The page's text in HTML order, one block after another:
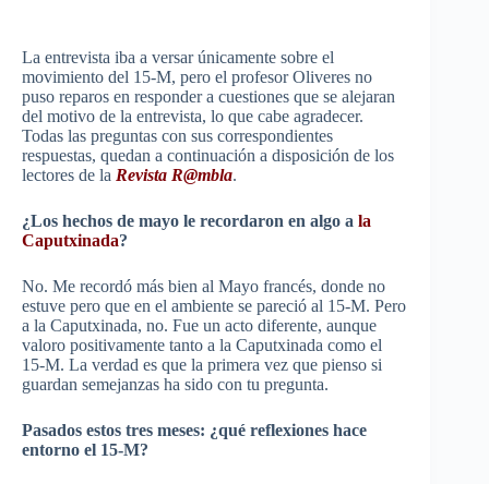
La entrevista iba a versar únicamente sobre el
movimiento del 15-M, pero el profesor Oliveres no
puso reparos en responder a cuestiones que se alejaran
del motivo de la entrevista, lo que cabe agradecer.
Todas las preguntas con sus correspondientes
respuestas, quedan a continuación a disposición de los
lectores de la Revista R@mbla.
¿Los hechos de mayo le recordaron en algo a la
Caputxinada?
No. Me recordó más bien al Mayo francés, donde no
estuve pero que en el ambiente se pareció al 15-M. Pero
a la Caputxinada, no. Fue un acto diferente, aunque
valoro positivamente tanto a la Caputxinada como el
15-M. La verdad es que la primera vez que pienso si
guardan semejanzas ha sido con tu pregunta.
Pasados estos tres meses: ¿qué reflexiones hace
entorno el 15-M?